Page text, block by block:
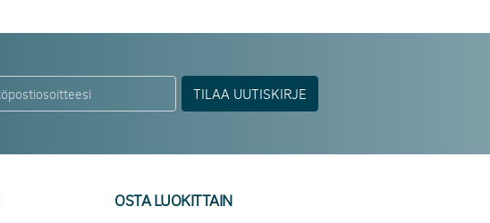
TILAA UUTISKIRJE
OSTA LUOKITTAIN